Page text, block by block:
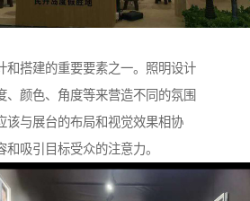
和搭建的重要要素之一。照明设计
、颜色、角度等来营造不同的氛围
该与展台的布局和视觉效果相协
吸引目标受众的注意力。